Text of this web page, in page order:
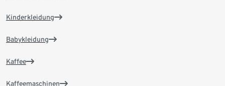
Kinderkleidung
Babykleidung
Kaffee
Kaffeemaschinen